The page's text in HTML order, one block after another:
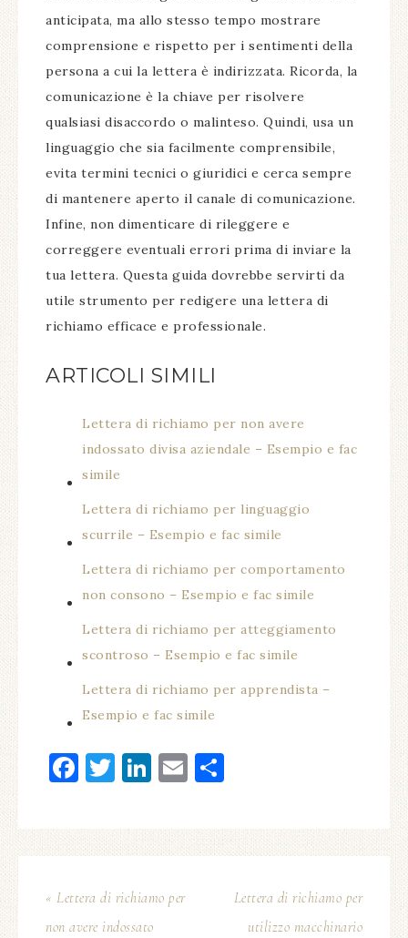
anticipata, ma allo stesso tempo mostrare
comprensione e rispetto per i sentimenti della
persona a cui la lettera è indirizzata. Ricorda, la
comunicazione è la chiave per risolvere
qualsiasi disaccordo o malinteso. Quindi, usa un
linguaggio che sia facilmente comprensibile,
evita termini tecnici o giuridici e cerca sempre
di mantenere aperto il canale di comunicazione.
Infine, non dimenticare di rileggere e
correggere eventuali errori prima di inviare la
tua lettera. Questa guida dovrebbe servirti da
utile strumento per redigere una lettera di
richiamo efficace e professionale.
ARTICOLI SIMILI
Lettera di richiamo per non avere
indossato divisa aziendale – Esempio e fac
simile
Lettera di richiamo per linguaggio
scurrile – Esempio e fac simile
Lettera di richiamo per comportamento
non consono – Esempio e fac simile
Lettera di richiamo per atteggiamento
scontroso – Esempio e fac simile
Lettera di richiamo per apprendista –
Esempio e fac simile
Facebook
Twitter
LinkedIn
Email
« Lettera di richiamo per
non avere indossato
Lettera di richiamo per
utilizzo macchinario